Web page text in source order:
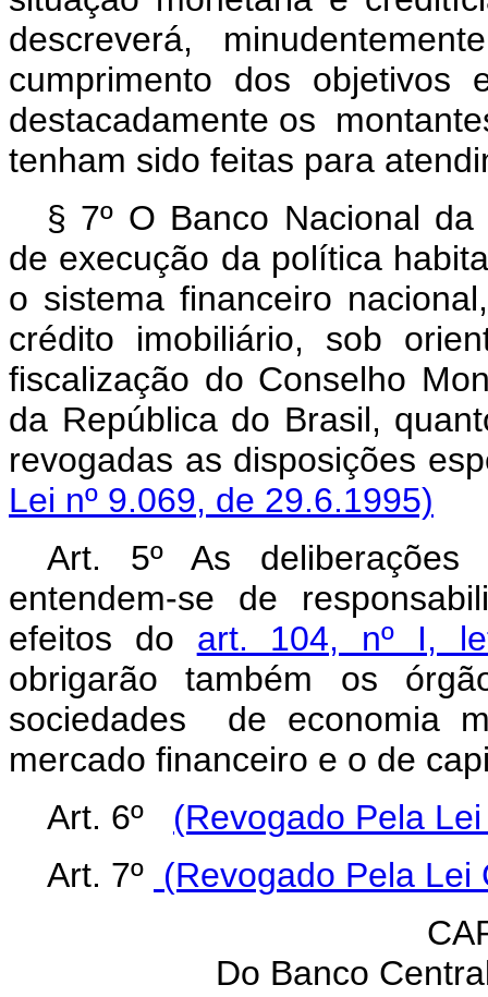
descreverá,
cumprimento dos objetivos
destacadamente os
tenham sido feitas para
§ 7º O Banco Nacional
de execução da política
o sistema financeiro
crédito imobiliário, sob
fiscalização do Conselho
da República do Brasil,
revogadas as
Lei nº 9.069, de 29.6.1995)
Art. 5º As deliberações
entendem-se de
efeitos do art. 104, nº I,
obrigarão também os
sociedades de economia
mercado financeiro e o de
Art. 6º (Revogado Pela
Art. 7º (Revogado Pela Lei
Do Banco